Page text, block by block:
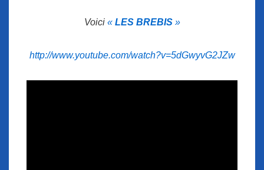
Voici « LES BREBIS »
http://www.youtube.com/watch?v=5dGwyvG2JZw